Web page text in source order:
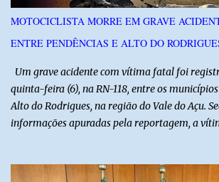
podem ser consultadas no edital publicado pelo
MOTOCICLISTA MORRE EM GRAVE
ENTRE PENDÊNCIAS E ALTO DO
Um grave acidente com vítima fatal foi
quinta-feira (6), na RN-118, entre os municípios
Alto do Rodrigues, na região do Vale do Açu.
informações apuradas pela reportagem, a
quando, ao passar por uma curva, perdeu o